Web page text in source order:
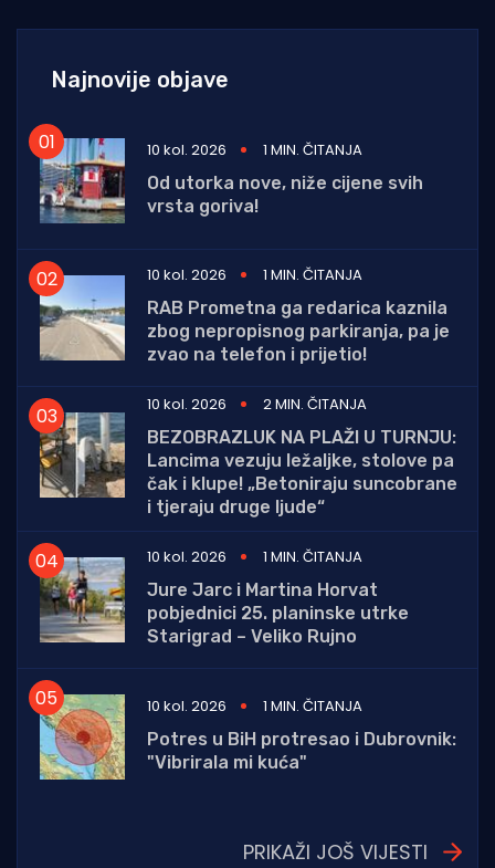
Najnovije objave
10 kol. 2026
1 MIN. ČITANJA
Od utorka nove, niže cijene svih
vrsta goriva!
10 kol. 2026
1 MIN. ČITANJA
RAB Prometna ga redarica kaznila
zbog nepropisnog parkiranja, pa je
zvao na telefon i prijetio!
10 kol. 2026
2 MIN. ČITANJA
BEZOBRAZLUK NA PLAŽI U TURNJU:
Lancima vezuju ležaljke, stolove pa
čak i klupe! „Betoniraju suncobrane
i tjeraju druge ljude“
10 kol. 2026
1 MIN. ČITANJA
Jure Jarc i Martina Horvat
pobjednici 25. planinske utrke
Starigrad – Veliko Rujno
10 kol. 2026
1 MIN. ČITANJA
Potres u BiH protresao i Dubrovnik:
"Vibrirala mi kuća"
PRIKAŽI JOŠ VIJESTI